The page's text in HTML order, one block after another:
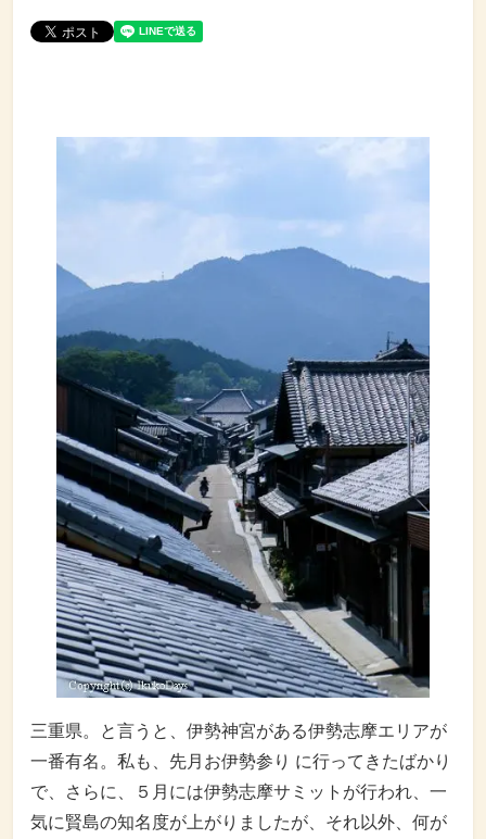
三重県。と言うと、伊勢神宮がある伊勢志摩エリアが
一番有名。私も、先月お伊勢参り に行ってきたばかり
で、さらに、５月には伊勢志摩サミットが行われ、一
気に賢島の知名度が上がりましたが、それ以外、何が